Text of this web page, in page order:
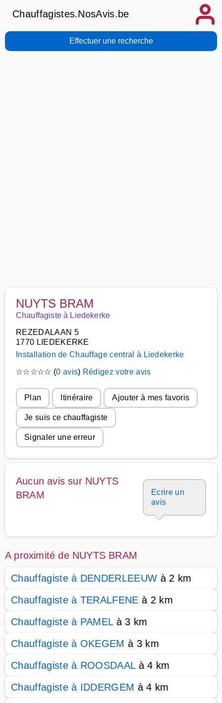
Chauffagistes.NosAvis.be
Effectuer une recherche
NUYTS BRAM
Chauffagiste à Liedekerke
REZEDALAAN 5
1770 LIEDEKERKE
Installation de Chauffage central à Liedekerke
☆☆☆☆☆ (0 avis) Rédigez votre avis
Plan Itinéraire Ajouter à mes favoris
Je suis ce chauffagiste
Signaler une erreur
Aucun avis sur NUYTS
BRAM
Ecrire un
avis
A proximité de NUYTS BRAM
Chauffagiste à DENDERLEEUW à 2 km
Chauffagiste à TERALFENE à 2 km
Chauffagiste à PAMELà 3 km
Chauffagiste à OKEGEM à 3 km
Chauffagiste à ROOSDAALà 4 km
Chauffagiste à IDDERGEM à 4 km